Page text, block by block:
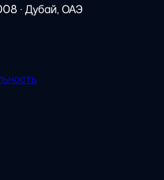
· Дубай, ОАЭ